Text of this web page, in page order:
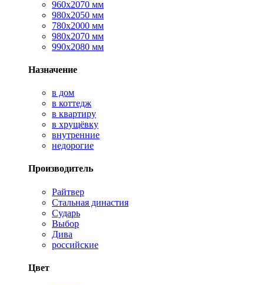
960х2070 мм
980х2050 мм
780х2000 мм
980х2070 мм
990х2080 мм
Назначение
в дом
в коттедж
в квартиру
в хрущёвку
внутренние
недорогие
Производитель
Райтвер
Стальная династия
Сударь
Выбор
Дива
российские
Цвет